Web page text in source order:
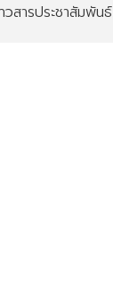
วสารประชาสัมพันธ์